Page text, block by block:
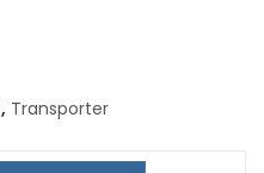
, Transporter